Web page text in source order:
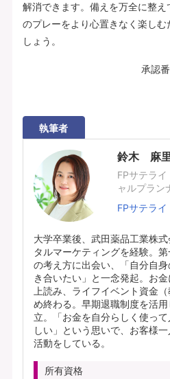
解消できます。備えを万全に整
のプレーをより心置きなく楽し
しょう。
承認
執筆者
鈴木 麻
FPサテラ
ャルプラン
FPサテラ
大学卒業後、武田薬品工業株
タルマーケティングを経験。第
の考え方に出会い、「自分自
き合いたい」と一念発起。お
上読み、ライフイベント資金
め終わる。早期退職制度を活
立。「お金を自分らしく使っ
しい」という思いで、お客様
活動をしている。
所有資格